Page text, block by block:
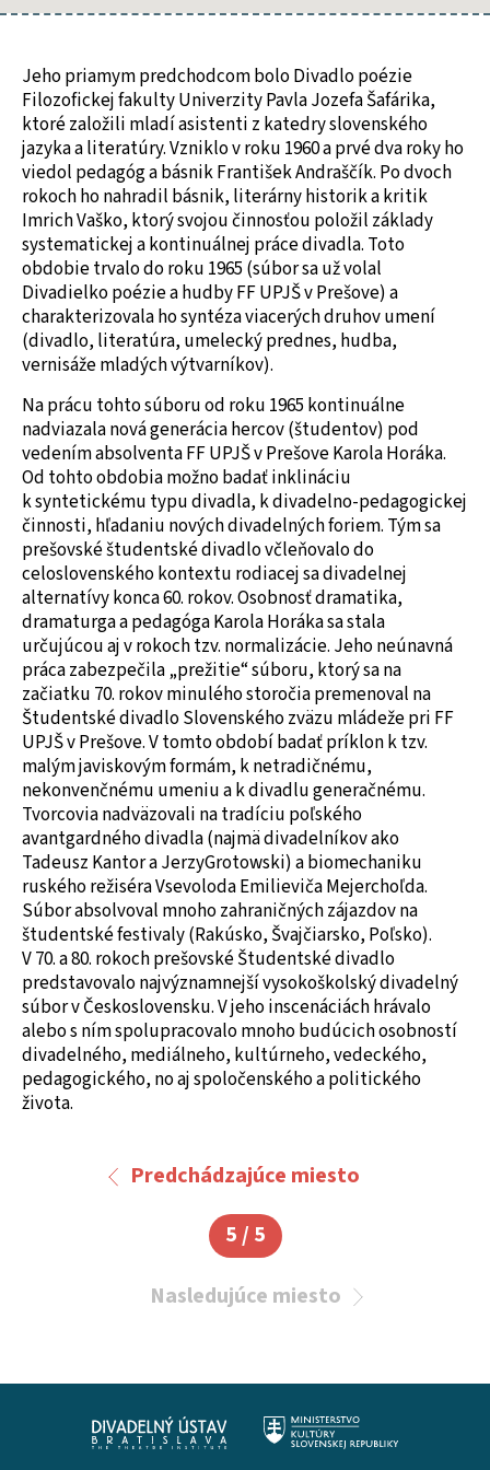
Jeho priamym predchodcom bolo Divadlo poézie
Filozofickej fakulty Univerzity Pavla Jozefa Šafárika,
ktoré založili mladí asistenti z katedry slovenského
jazyka a literatúry. Vzniklo v roku 1960 a prvé dva roky ho
viedol pedagóg a básnik František Andraščík. Po dvoch
rokoch ho nahradil básnik, literárny historik a kritik
Imrich Vaško, ktorý svojou činnosťou položil základy
systematickej a kontinuálnej práce divadla. Toto
obdobie trvalo do roku 1965 (súbor sa už volal
Divadielko poézie a hudby FF UPJŠ v Prešove) a
charakterizovala ho syntéza viacerých druhov umení
(divadlo, literatúra, umelecký prednes, hudba,
vernisáže mladých výtvarníkov).
Na prácu tohto súboru od roku 1965 kontinuálne
nadviazala nová generácia hercov (študentov) pod
vedením absolventa FF UPJŠ v Prešove Karola Horáka.
Od tohto obdobia možno badať inklináciu
k syntetickému typu divadla, k divadelno-pedagogickej
činnosti, hľadaniu nových divadelných foriem. Tým sa
prešovské študentské divadlo včleňovalo do
celoslovenského kontextu rodiacej sa divadelnej
alternatívy konca 60. rokov. Osobnosť dramatika,
dramaturga a pedagóga Karola Horáka sa stala
určujúcou aj v rokoch tzv. normalizácie. Jeho neúnavná
práca zabezpečila „prežitie“ súboru, ktorý sa na
začiatku 70. rokov minulého storočia premenoval na
Študentské divadlo Slovenského zväzu mládeže pri FF
UPJŠ v Prešove. V tomto období badať príklon k tzv.
malým javiskovým formám, k netradičnému,
nekonvenčnému umeniu a k divadlu generačnému.
Tvorcovia nadväzovali na tradíciu poľského
avantgardného divadla (najmä divadelníkov ako
Tadeusz Kantor a JerzyGrotowski) a biomechaniku
ruského režiséra Vsevoloda Emilieviča Mejerchoľda.
Súbor absolvoval mnoho zahraničných zájazdov na
študentské festivaly (Rakúsko, Švajčiarsko, Poľsko).
V 70. a 80. rokoch prešovské Študentské divadlo
predstavovalo najvýznamnejší vysokoškolský divadelný
súbor v Československu. V jeho inscenáciách hrávalo
alebo s ním spolupracovalo mnoho budúcich osobností
divadelného, mediálneho, kultúrneho, vedeckého,
pedagogického, no aj spoločenského a politického
života.
5 / 5
Predchádzajúce miesto
Nasledujúce miesto